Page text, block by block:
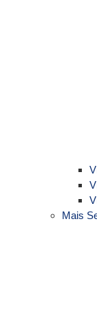
Mais